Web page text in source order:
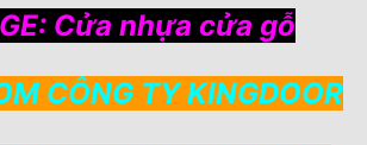
Cửa nhựa cửa gỗ
CÔNG TY KINGDOOR